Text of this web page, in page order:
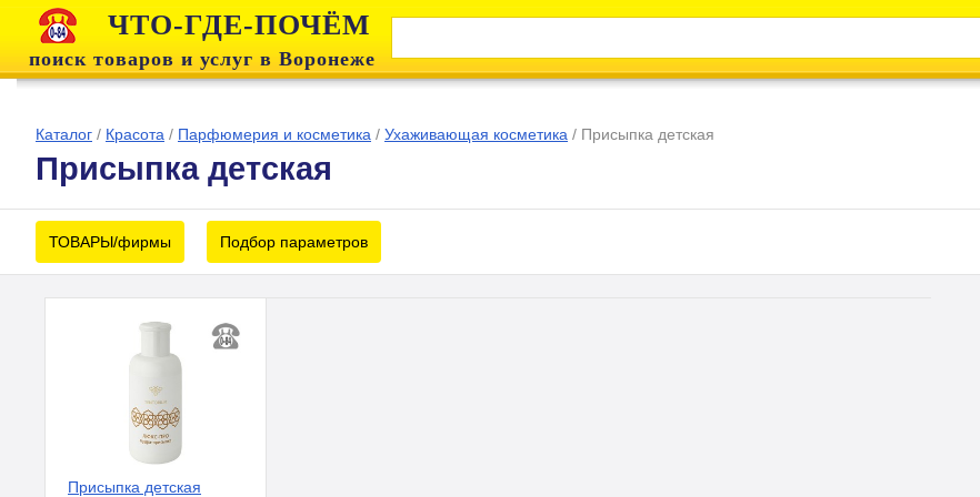
ЧТО-ГДЕ-ПОЧЁМ
поиск товаров и услуг в Воронеже
Каталог / Красота / Парфюмерия и косметика / Ухаживающая косметика / Присыпка детская
Присыпка детская
ТОВАРЫ/фирмы Подбор параметров
Присыпка детская